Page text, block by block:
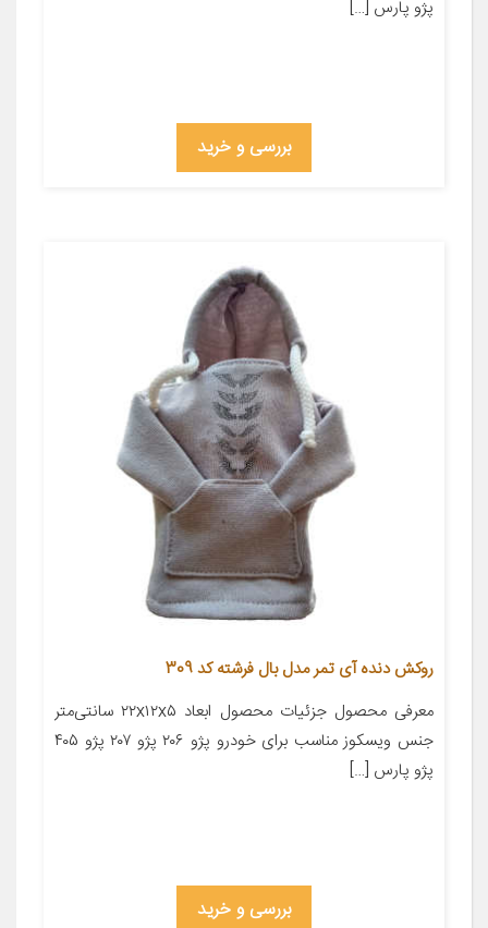
پژو پارس […]
بررسی و خرید
روکش دنده آی تمر مدل بال فرشته کد 309
معرفی محصول جزئیات محصول ابعاد ۲۲x۱۲x۵ سانتی‌متر
جنس ویسکوز مناسب برای خودرو پژو ۲۰۶ پژو ۲۰۷ پژو ۴۰۵
پژو پارس […]
بررسی و خرید